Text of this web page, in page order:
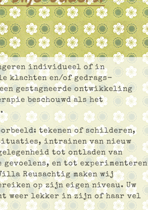
individueel of in
klachten en/of gedrags­
gestagneerde ontwikkeling
beschouwd als het
tekenen of schilderen,
situaties, intrainen van nieuw
tot ontladen van
en tot experimenteren
Reusachtig maken wij
op zijn eigen niveau. Uw
weer lekker in zijn of haar vel